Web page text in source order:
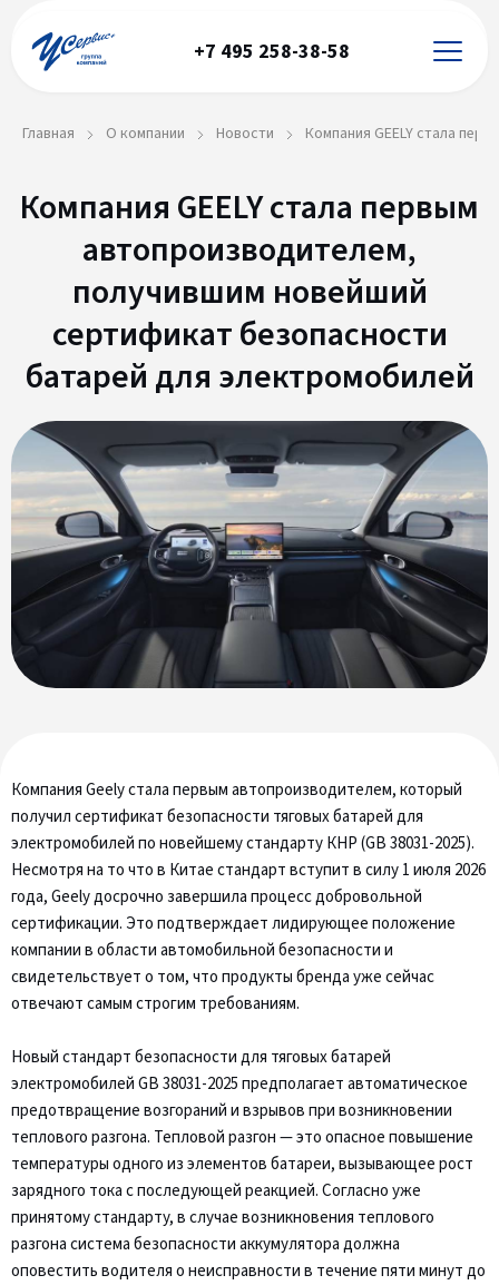
+7 495 258-38-58
Главная О компании Новости Компания GEELY стала
Компания GEELY стала первым
автопроизводителем,
получившим новейший
сертификат безопасности
батарей для электромобилей
Компания Geely стала первым автопроизводителем, который
получил сертификат безопасности тяговых батарей для
электромобилей по новейшему стандарту КНР (GB 38031-2025).
Несмотря на то что в Китае стандарт вступит в силу 1 июля 2026
года, Geely досрочно завершила процесс добровольной
сертификации. Это подтверждает лидирующее положение
компании в области автомобильной безопасности и
свидетельствует о том, что продукты бренда уже сейчас
отвечают самым строгим требованиям.
Новый стандарт безопасности для тяговых батарей
электромобилей GB 38031-2025 предполагает автоматическое
предотвращение возгораний и взрывов при возникновении
теплового разгона. Тепловой разгон — это опасное повышение
температуры одного из элементов батареи, вызывающее рост
зарядного тока с последующей реакцией. Согласно уже
принятому стандарту, в случае возникновения теплового
разгона система безопасности аккумулятора должна
оповестить водителя о неисправности в течение пяти минут до